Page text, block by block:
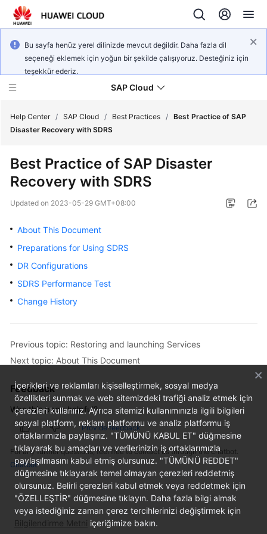
Bu sayfa henüz yerel dilinizde mevcut değildir. Daha fazla dil
seçeneği eklemek için yoğun bir şekilde çalışıyoruz. Desteğiniz için
teşekkür ederiz.
SAP Cloud
on
Cloud
Poster
SAP
Deployment
Guide
SAP
HA
Guide
SAP
Security
White
Paper
SAP
HANA
Overview
SAP
HANA
User
Guide
Help Center / SAP Cloud / Best Practices / Best Practice of SAP
Disaster Recovery with SDRS
Best Practice of SAP Disaster
Recovery with SDRS
Updated on 2023-05-29 GMT+08:00
About This Document
Preparations for Using SDRS
DR Configurations
SDRS Performance Test
Change History
Previous topic: Restoring and launching Services
Next topic: About This Document
Feedback
Was this page helpful?
Provide feedback
For any further questions, feel free to contact us through the chatbot.
Chatbot
İçerikleri ve reklamları kişiselleştirmek, sosyal medya
özellikleri sunmak ve web sitemizdeki trafiği analiz etmek için
çerezleri kullanırız. Ayrıca sitemizi kullanımınızla ilgili bilgileri
sosyal platform, reklam platformu ve analiz platformu iş
ortaklarımızla paylaşırız. "TÜMÜNÜ KABUL ET" düğmesine
tıklayarak bu amaçları ve verilerinizin iş ortaklarımızla
paylaşılmasını kabul etmiş olursunuz. "TÜMÜNÜ REDDET"
düğmesine tıklayarak temel olmayan çerezleri reddetmiş
olursunuz. Belirli çerezleri kabul etmek veya reddetmek için
"ÖZELLEŞTİR" düğmesine tıklayın. Daha fazla bilgi almak
veya istediğiniz zaman çerez tercihlerinizi değiştirmek için
Bilgilendirme Metni içeriğimize bakın.